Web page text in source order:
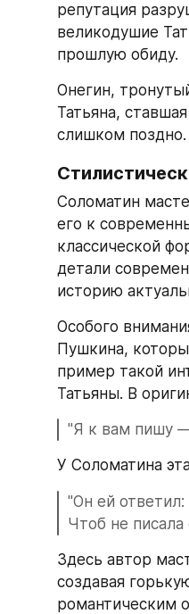
репутация
великодушие
прошлую обиду.
Онегин,
Татьяна,
слишком поздно.
Соломатин
его к
классической
детали
историю
Особого
Пушкина,
пример такой
Татьяны. В
"Я к вам пишу
У Соломатина
"Он ей
Чтоб не
Здесь автор
создавая
романтическим